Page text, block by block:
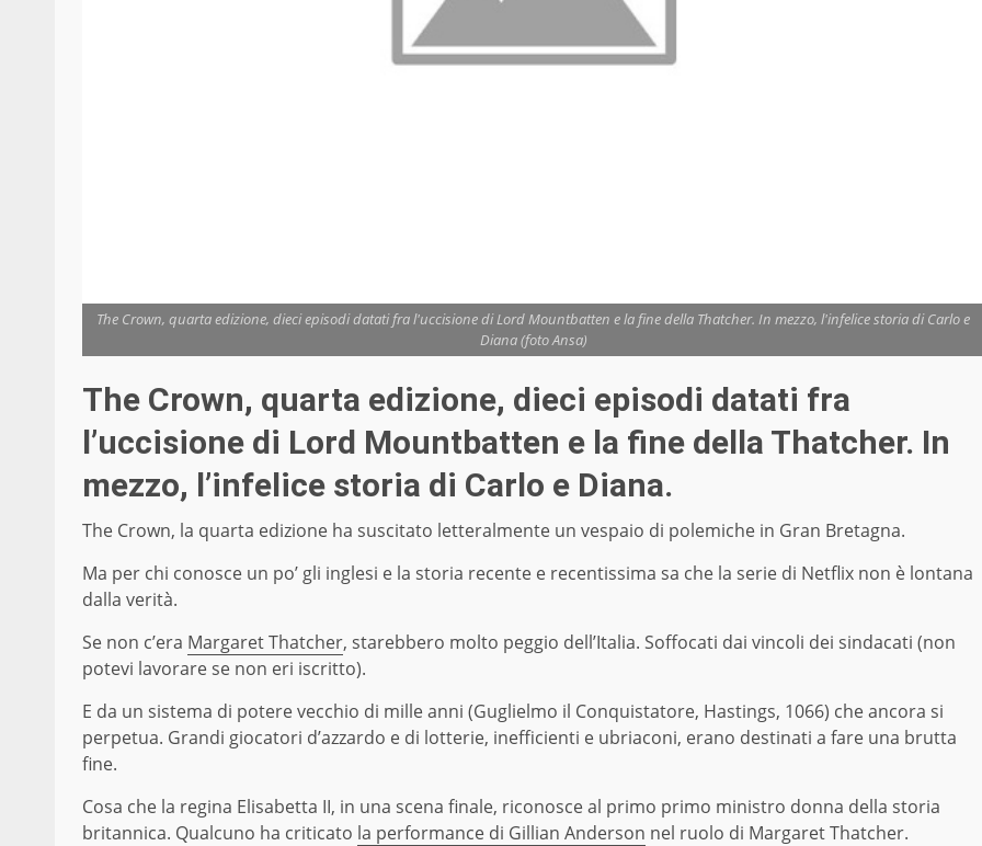
The Crown, quarta edizione, dieci episodi datati fra l'uccisione di Lord Mountbatten e la fine della Thatcher. In mezzo, l'infelice storia di Carlo e
Diana (foto Ansa)
The Crown, quarta edizione, dieci episodi datati fra
l’uccisione di Lord Mountbatten e la fine della Thatcher. In
mezzo, l’infelice storia di Carlo e Diana.
The Crown, la quarta edizione ha suscitato letteralmente un vespaio di polemiche in Gran Bretagna.
Ma per chi conosce un po’ gli inglesi e la storia recente e recentissima sa che la serie di Netflix non è lontana
dalla verità.
Se non c’era Margaret Thatcher, starebbero molto peggio dell’Italia. Soffocati dai vincoli dei sindacati (non
potevi lavorare se non eri iscritto).
E da un sistema di potere vecchio di mille anni (Guglielmo il Conquistatore, Hastings, 1066) che ancora si
perpetua. Grandi giocatori d’azzardo e di lotterie, inefficienti e ubriaconi, erano destinati a fare una brutta
fine.
Cosa che la regina Elisabetta II, in una scena finale, riconosce al primo primo ministro donna della storia
britannica. Qualcuno ha criticato la performance di Gillian Anderson nel ruolo di Margaret Thatcher.